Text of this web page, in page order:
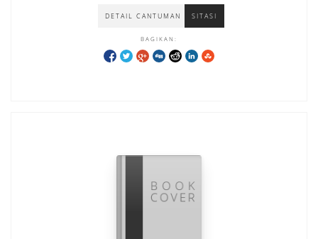
DETAIL CANTUMAN SITASI
BAGIKAN: